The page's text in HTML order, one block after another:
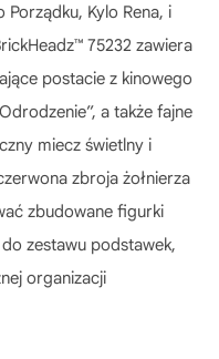
Kylo Rena, i
75232 zawiera
postacie z kinowego
a także fajne
miecz świetlny i
zbroja żołnierza
zbudowane figurki
zestawu podstawek,
organizacji